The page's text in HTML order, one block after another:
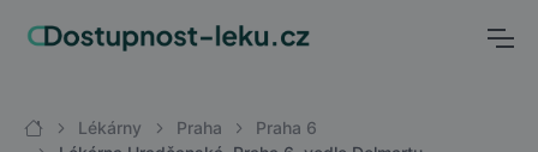
Lékárny Praha
Praha 6